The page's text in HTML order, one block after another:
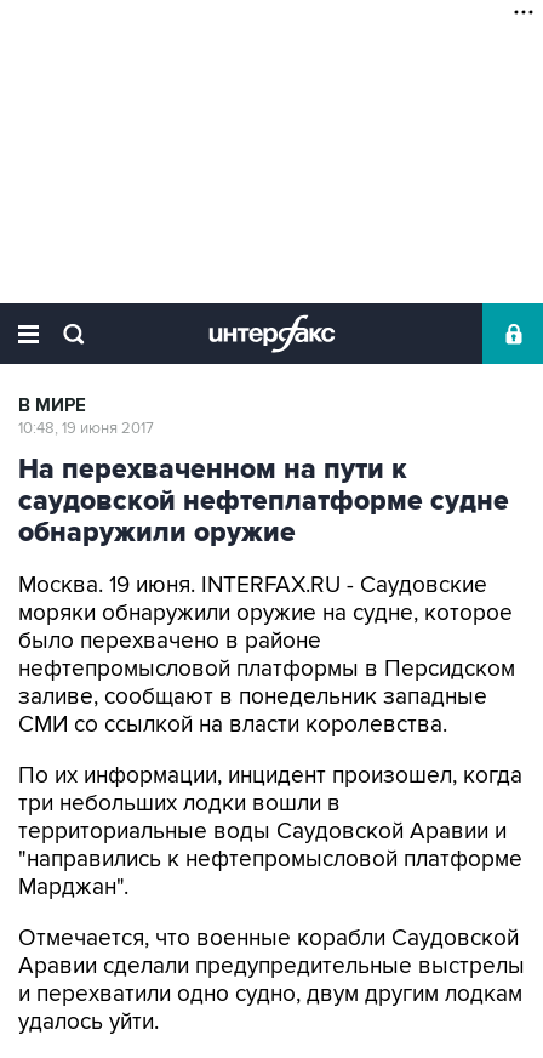
В МИРЕ
10:48, 19 июня 2017
На перехваченном на пути к
саудовской нефтеплатформе судне
обнаружили оружие
Москва. 19 июня. INTERFAX.RU - Саудовские
моряки обнаружили оружие на судне, которое
было перехвачено в районе
нефтепромысловой платформы в Персидском
заливе, сообщают в понедельник западные
СМИ со ссылкой на власти королевства.
По их информации, инцидент произошел, когда
три небольших лодки вошли в
территориальные воды Саудовской Аравии и
"направились к нефтепромысловой платформе
Марджан".
Отмечается, что военные корабли Саудовской
Аравии сделали предупредительные выстрелы
и перехватили одно судно, двум другим лодкам
удалось уйти.